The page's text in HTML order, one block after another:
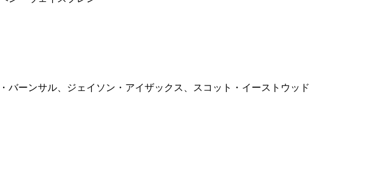
ーンサル、ジェイソン・アイザックス、スコット・イーストウッド